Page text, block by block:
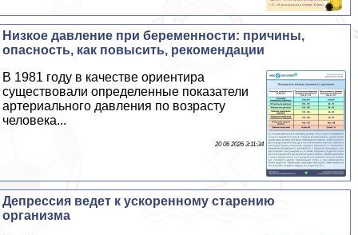
Низкое давление при беременности: причины,
опасность, как повысить, рекомендации
В 1981 году в качестве ориентира
существовали определенные показатели
артериального давления по возрасту
человека...
20 06 2026 3:11:34
Депрессия ведет к ускоренному старению
организма